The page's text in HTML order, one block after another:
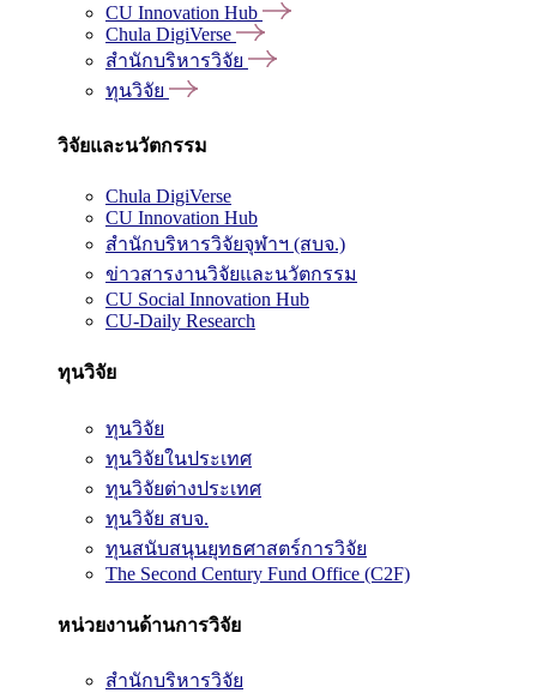
CU Innovation Hub
Chula DigiVerse
สำนักบริหารวิจัย
ทุนวิจัย
วิจัยและนวัตกรรม
Chula DigiVerse
CU Innovation Hub
สำนักบริหารวิจัยจุฬาฯ (สบจ.)
ข่าวสารงานวิจัยและนวัตกรรม
CU Social Innovation Hub
CU-Daily Research
ทุนวิจัย
ทุนวิจัย
ทุนวิจัยในประเทศ
ทุนวิจัยต่างประเทศ
ทุนวิจัย สบจ.
ทุนสนับสนุนยุทธศาสตร์การวิจัย
The Second Century Fund Office (C2F)
หน่วยงานด้านการวิจัย
สำนักบริหารวิจัย